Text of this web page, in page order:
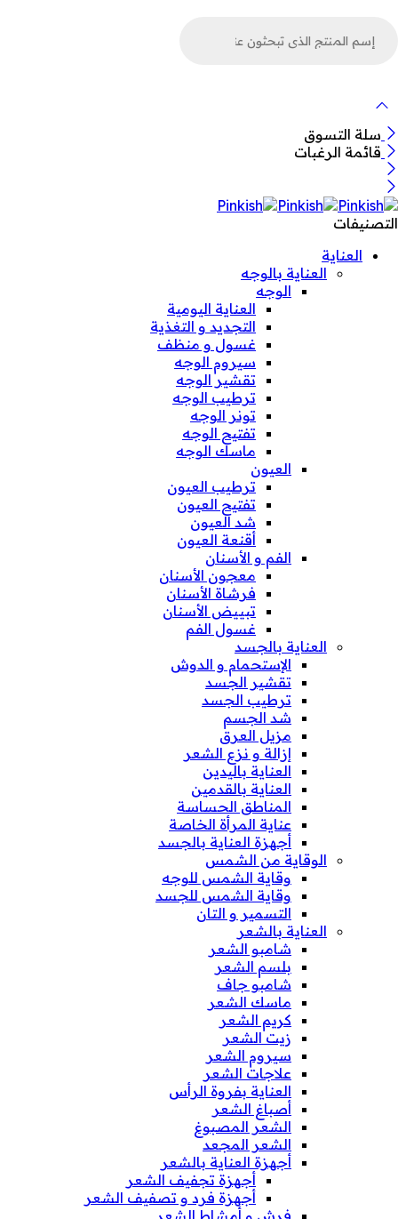
سلة التسوق
قائمة الرغبات
التصنيفات
العناية
العناية بالوجه
الوجه
العناية اليومية
التجديد و التغذية
غسول و منظف
سيروم الوجه
تقشير الوجه
ترطيب الوجه
تونر الوجه
تفتيح الوجه
ماسك الوجه
العيون
ترطيب العيون
تفتيح العيون
شد العيون
أقنعة العيون
الفم و الأسنان
معجون الأسنان
فرشاة الأسنان
تبييض الأسنان
غسول الفم
العناية بالجسد
الإستحمام و الدوش
تقشير الجسد
ترطيب الجسد
شد الجسم
مزيل العرق
إزالة و نزع الشعر
العناية باليدين
العناية بالقدمين
المناطق الحساسة
عناية المرأة الخاصة
أجهزة العناية بالجسد
الوقاية من الشمس
وقاية الشمس للوجه
وقاية الشمس للجسد
التسمير و التان
العناية بالشعر
شامبو الشعر
بلسم الشعر
شامبو جاف
ماسك الشعر
كريم الشعر
زيت الشعر
سيروم الشعر
علاجات الشعر
العناية بفروة الرأس
أصباغ الشعر
الشعر المصبوغ
الشعر المجعد
أجهزة العناية بالشعر
أجهزة تجفيف الشعر
أجهزة فرد و تصفيف الشعر
فرش و أمشاط الشعر